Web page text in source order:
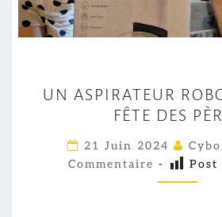
N
A
S
P
I
UN ASPIRATEUR
FÊTE DES
21 Juin 2024
Commentaire - Post